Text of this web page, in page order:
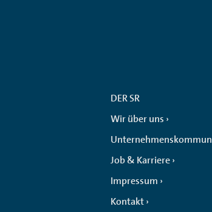
DER SR
Wir über uns
Job & Karriere
Impressum
Kontakt